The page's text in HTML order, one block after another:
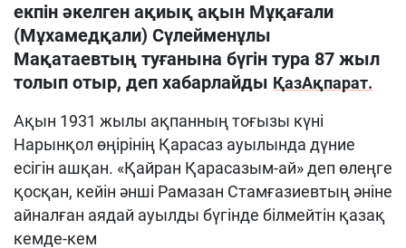
екпін әкелген ақиық ақын Мұқағали
(Мұхамедқали) Сүлейменұлы
Мақатаевтың туғанына бүгін тура 87 жыл
толып отыр, деп хабарлайды ҚазАқпарат.
Ақын 1931 жылы ақпанның тоғызы күні
Нарынқол өңірінің Қарасаз ауылында дүние
есігін ашқан. «Қайран Қарасазым-ай» деп өлеңге
қосқан, кейін әнші Рамазан Стамғазиевтың әніне
айналған аядай ауылды бүгінде білмейтін қазақ
кемде-кем